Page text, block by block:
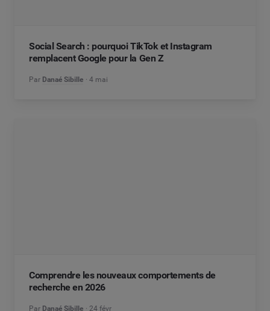
Social Search : pourquoi TikTok et Instagram
remplacent Google pour la Gen Z
Par Danaé Sibille 4 mai
Comprendre les nouveaux comportements de
recherche en 2026
Par Danaé Sibille 24 févr